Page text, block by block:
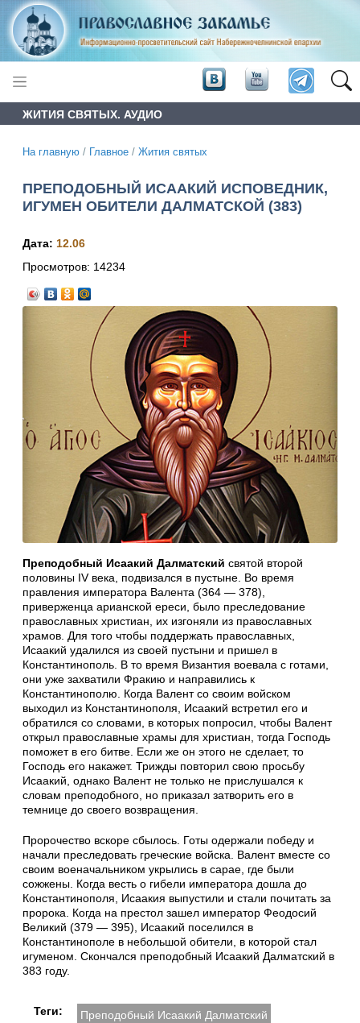
ЖИТИЯ СВЯТЫХ. АУДИО
На главную / Главное / Жития святых
ПРЕПОДОБНЫЙ ИСААКИЙ ИСПОВЕДНИК,
ИГУМЕН ОБИТЕЛИ ДАЛМАТСКОЙ (383)
Дата: 12.06
Просмотров: 14234
Преподобный Исаакий Далматский святой второй
половины IV века, подвизался в пустыне. Во время
правления императора Валента (364 — 378),
приверженца арианской ереси, было преследование
православных христиан, их изгоняли из православных
храмов. Для того чтобы поддержать православных,
Исаакий удалился из своей пустыни и пришел в
Константинополь. В то время Византия воевала с готами,
они уже захватили Фракию и направились к
Константинополю. Когда Валент со своим войском
выходил из Константинополя, Исаакий встретил его и
обратился со словами, в которых попросил, чтобы Валент
открыл православные храмы для христиан, тогда Господь
поможет в его битве. Если же он этого не сделает, то
Господь его накажет. Трижды повторил свою просьбу
Исаакий, однако Валент не только не прислушался к
словам преподобного, но приказал затворить его в
темнице до своего возвращения.
Пророчество вскоре сбылось. Готы одержали победу и
начали преследовать греческие войска. Валент вместе со
своим военачальником укрылись в сарае, где были
сожжены. Когда весть о гибели императора дошла до
Константинополя, Исаакия выпустили и стали почитать за
пророка. Когда на престол зашел император Феодосий
Великий (379 — 395), Исаакий поселился в
Константинополе в небольшой обители, в которой стал
игуменом. Скончался преподобный Исаакий Далматский в
383 году.
Теги: Преподобный Исаакий Далматский